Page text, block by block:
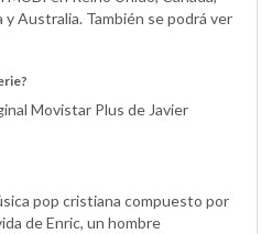
y Australia. También se podrá ver
Movistar Plus de Javier
pop cristiana compuesto por
de Enric, un hombre